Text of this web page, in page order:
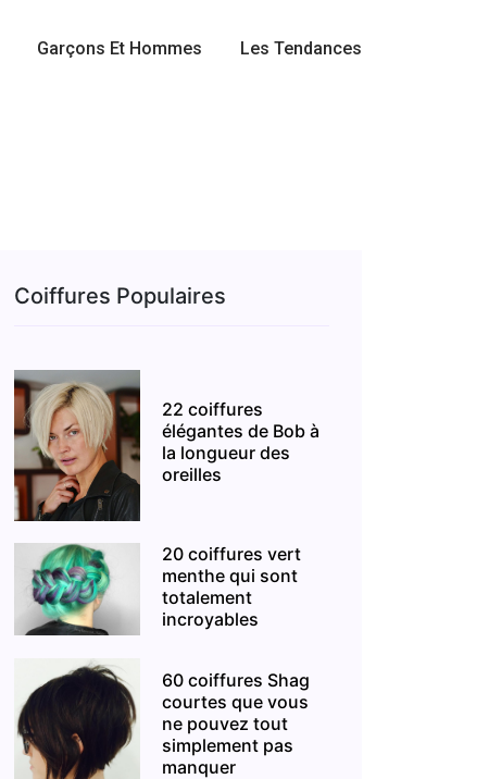
Garçons Et Hommes Les Tendances
Coiffures Populaires
22 coiffures
élégantes de Bob à
la longueur des
oreilles
20 coiffures vert
menthe qui sont
totalement
incroyables
60 coiffures Shag
courtes que vous
ne pouvez tout
simplement pas
manquer